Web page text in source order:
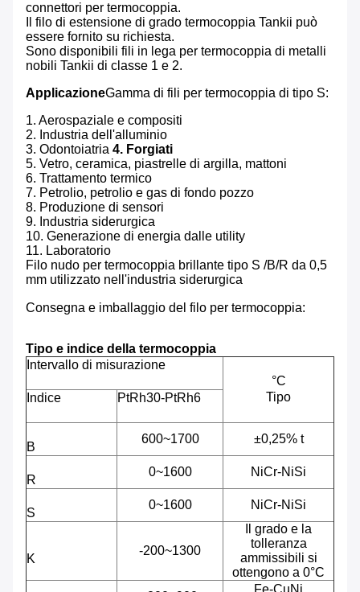
connettori per termocoppia.
Il filo di estensione di grado termocoppia Tankii può
essere fornito su richiesta.
Sono disponibili fili in lega per termocoppia di metalli
nobili Tankii di classe 1 e 2.
ApplicazioneGamma di fili per termocoppia di tipo S:
1. Aerospaziale e compositi
2. Industria dell'alluminio
3. Odontoiatria 4. Forgiati
5. Vetro, ceramica, piastrelle di argilla, mattoni
6. Trattamento termico
7. Petrolio, petrolio e gas di fondo pozzo
8. Produzione di sensori
9. Industria siderurgica
10. Generazione di energia dalle utility
11. Laboratorio
Filo nudo per termocoppia brillante tipo S /B/R da 0,5
mm utilizzato nell'industria siderurgica
Consegna e imballaggio del filo per termocoppia:
Tipo e indice della termocoppia
Intervallo di misurazione
°C
Tipo
Indice PtRh30-PtRh6
B
600~1700 ±0,25% t
R
0~1600 NiCr-NiSi
S
0~1600 NiCr-NiSi
K
-200~1300
Il grado e la
tolleranza
ammissibili si
ottengono a 0°C